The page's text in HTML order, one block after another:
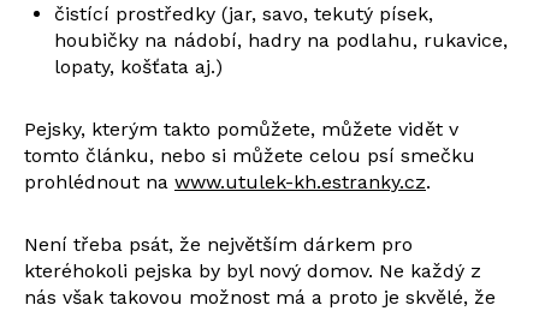
čistící prostředky (jar, savo, tekutý písek,
houbičky na nádobí, hadry na podlahu, rukavice,
lopaty, košťata aj.)
Pejsky, kterým takto pomůžete, můžete vidět v
tomto článku, nebo si můžete celou psí smečku
prohlédnout na www.utulek-kh.estranky.cz.
Není třeba psát, že největším dárkem pro
kteréhokoli pejska by byl nový domov. Ne každý z
nás však takovou možnost má a proto je skvělé, že